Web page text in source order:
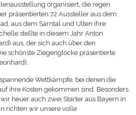
organisiert, die regen
präsentierten 72 Aussteller aus dem
aus dem Sarntal und Ulten ihre
stellte in diesem Jahr Anton
aus, der sich auch über den
schönste Ziegenglocke präsentierte
Wettkämpfe, bei denen die
ihre Kosten gekommen sind. Besonders
heuer auch zwei Starter aus Bayern in
richten wir unsere volle